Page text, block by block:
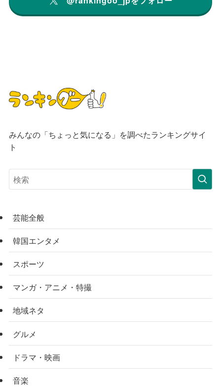
みんなの「ちょっと気になる」を調べたランキングサイ
ト
芸能全般
韓国エンタメ
スポーツ
マンガ・アニメ・特撮
地域ネタ
グルメ
ドラマ・映画
音楽